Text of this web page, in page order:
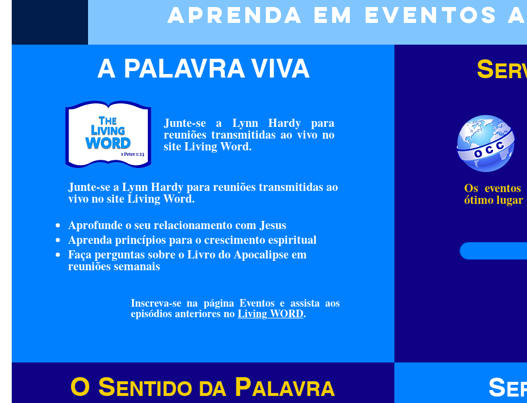
Aprenda em eventos
A PALAVRA VIVA
Junte-se a Lynn Hardy para
reuniões transmitidas ao vivo no
site Living Word.
Junte-se a Lynn Hardy para reuniões transmitidas ao
vivo no site Living Word.
Aprofunde o seu relacionamento com Jesus
Aprenda princípios para o crescimento espiritual
Faça perguntas sobre o Livro do Apocalipse em
reuniões semanais
Inscreva-se na página Eventos e assista aos
episódios anteriores noLiving WORD.
S
Os
ótimo lugar
O SENTIDO DA PALAVRA S